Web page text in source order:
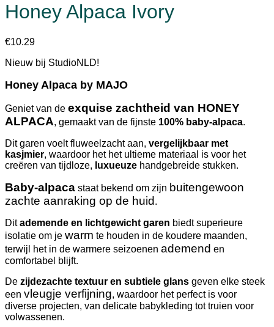
Honey Alpaca Ivory
€10.29
Nieuw bij StudioNLD!
Honey Alpaca by MAJO
Geniet van de exquise zachtheid van HONEY
ALPACA, gemaakt van de fijnste 100% baby-alpaca.
Dit garen voelt fluweelzacht aan, vergelijkbaar met
kasjmier, waardoor het het ultieme materiaal is voor het
creëren van tijdloze, luxueuze handgebreide stukken.
Baby-alpaca staat bekend om zijn buitengewoon
zachte aanraking op de huid .
Ditademende en lichtgewicht garen biedt superieure
isolatie om je warm te houden in de koudere maanden,
terwijl het in de warmere seizoenen ademend en
comfortabel blijft.
De zijdezachte textuur en subtiele glans geven elke steek
een vleugje verfijning, waardoor het perfect is voor
diverse projecten, van delicate babykleding tot truien voor
volwassenen.